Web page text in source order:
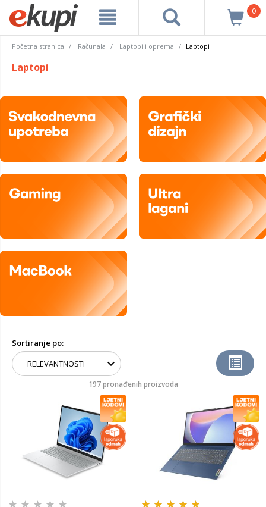
0
Početna stranica Računala Laptopi i oprema Laptopi
Laptopi
Sortiranje po:
197 pronađenih proizvoda